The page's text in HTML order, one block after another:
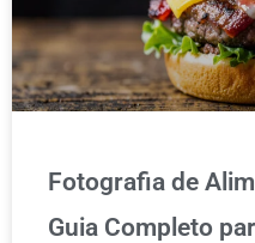
Fotografia de
Guia Completo